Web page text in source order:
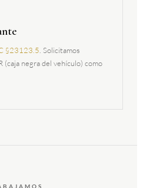
§23123.5. Solicitamos
(caja negra del vehículo) como